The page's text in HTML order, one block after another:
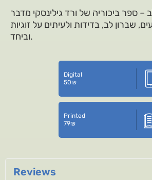
– ספר ביכוריה של ורד גילינסקי מדבר
שברון לב, בדידות ולעיתים על זוגיות
וביחד.
Digital
50₪
Printed
79₪
Reviews